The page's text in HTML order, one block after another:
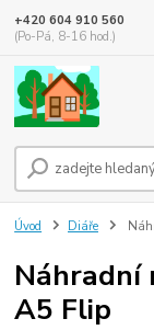
+420 604 910 560
(Po-Pá, 8-16 hod.)
Úvod Diáře
Náhradní
A5 Flip